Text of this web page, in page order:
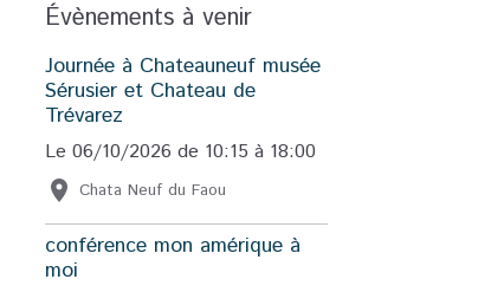
Évènements à venir
Journée à Chateauneuf musée
Sérusier et Chateau de
Trévarez
Le 06/10/2026 de 10:15 à 18:00
Chata Neuf du Faou
conférence mon amérique à
moi